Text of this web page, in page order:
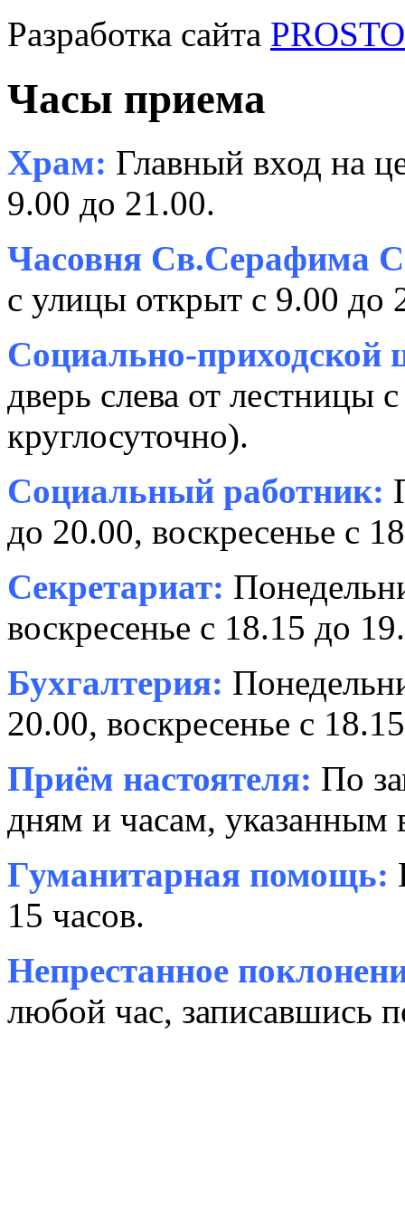
Разработка сайта
Часы приема
Храм: Главный вход на
9.00 до 21.00.
Часовня Св.Серафима
с улицы открыт с 9.00 до
Социально-приходской
дверь слева от лестницы
круглосуточно).
Социальный работник:
до 20.00, воскресенье с
Секретариат:
воскресенье с 18.15 до
Бухгалтерия:
20.00, воскресенье с
Приём настоятеля: По
дням и часам, указанным
Гуманитарная помощь:
15 часов.
Непрестанное
любой час, записавшись